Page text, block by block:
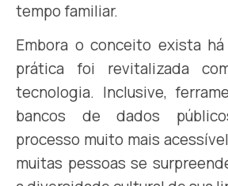
tempo familiar.
Embora o conceito exista
prática foi revitalizada
tecnologia. Inclusive,
bancos de dados
processo muito mais
muitas pessoas se